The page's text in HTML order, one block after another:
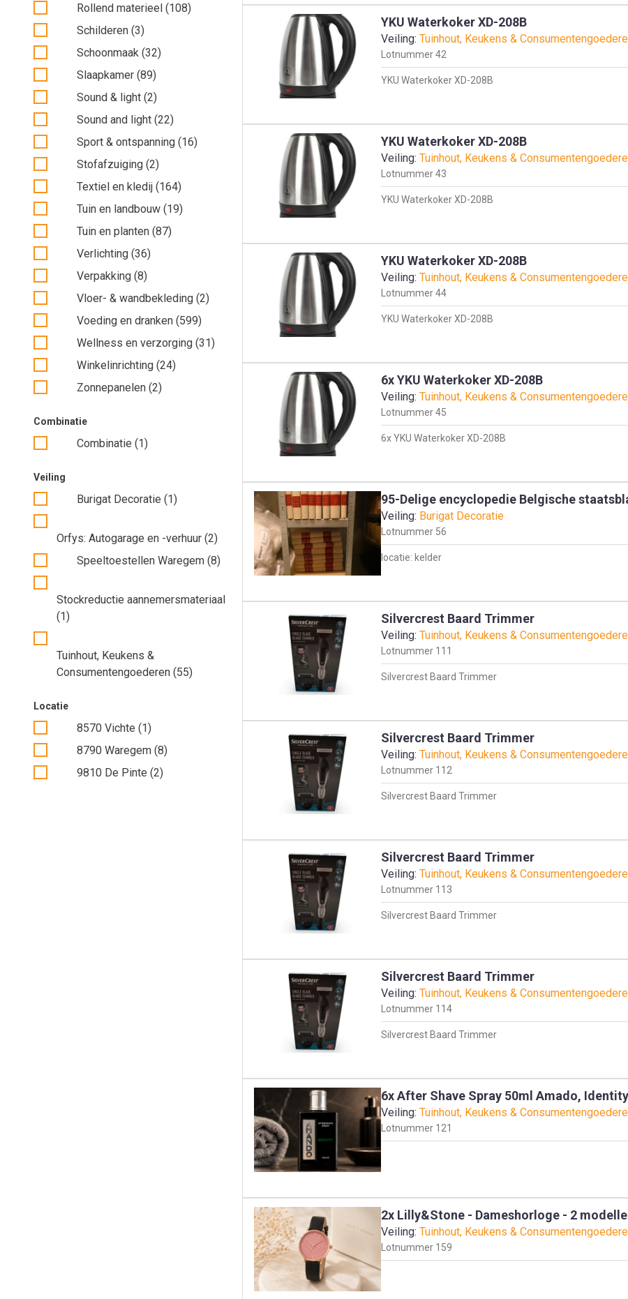
Rollend materieel (108)
Schilderen (3)
Schoonmaak (32)
Slaapkamer (89)
Sound & light (2)
Sound and light (22)
Sport & ontspanning (16)
Stofafzuiging (2)
Textiel en kledij (164)
Tuin en landbouw (19)
Tuin en planten (87)
Verlichting (36)
Verpakking (8)
Vloer- & wandbekleding (2)
Voeding en dranken (599)
Wellness en verzorging (31)
Winkelinrichting (24)
Zonnepanelen (2)
Combinatie
Combinatie (1)
Veiling
Burigat Decoratie (1)
Orfys: Autogarage en -verhuur (2)
Speeltoestellen Waregem (8)
Stockreductie aannemersmateriaal
(1)
Tuinhout, Keukens &
Consumentengoederen (55)
Locatie
8570 Vichte (1)
8790 Waregem (8)
9810 De Pinte (2)
de individuele biedingen toegewezen aan de hoogste
bieders.
YKU Waterkoker XD-208B
Veiling:Tuinhout, Keukens &
Lotnummer42
YKU Waterkoker XD-208B
YKU Waterkoker XD-208B
Veiling:Tuinhout, Keukens &
Lotnummer43
YKU Waterkoker XD-208B
YKU Waterkoker XD-208B
Veiling:Tuinhout, Keukens &
Lotnummer44
YKU Waterkoker XD-208B
6x YKU Waterkoker XD-208B
Veiling:Tuinhout, Keukens &
Lotnummer45
6x YKU Waterkoker XD-208B
95-Delige encyclopedie Belgische
Veiling: Burigat Decoratie
Lotnummer 56
locatie: kelder
Silvercrest Baard Trimmer
Veiling:Tuinhout, Keukens &
Lotnummer 111
Silvercrest Baard Trimmer
Silvercrest Baard Trimmer
Veiling:Tuinhout, Keukens &
Lotnummer 112
Silvercrest Baard Trimmer
Silvercrest Baard Trimmer
Veiling:Tuinhout, Keukens &
Lotnummer 113
Silvercrest Baard Trimmer
Silvercrest Baard Trimmer
Veiling:Tuinhout, Keukens &
Lotnummer 114
Silvercrest Baard Trimmer
6x After Shave Spray 50ml Amado, Identity
Veiling:Tuinhout, Keukens &
Lotnummer 121
2x Lilly&Stone - Dameshorloge - 2
Veiling:Tuinhout, Keukens &
Lotnummer 159